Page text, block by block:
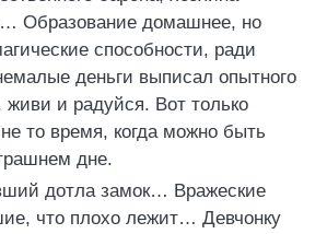
Образование домашнее, но
способности, ради
деньги выписал опытного
и радуйся. Вот только
то время, когда можно быть
дне.
дотла замок… Вражеские
что плохо лежит… Девчонку